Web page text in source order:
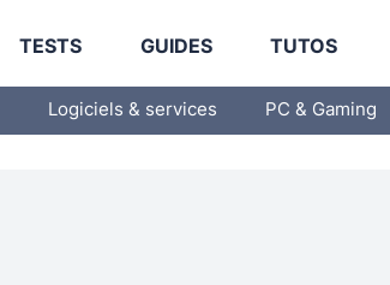
TESTS GUIDES TUTOS
Logiciels & services PC & Gaming